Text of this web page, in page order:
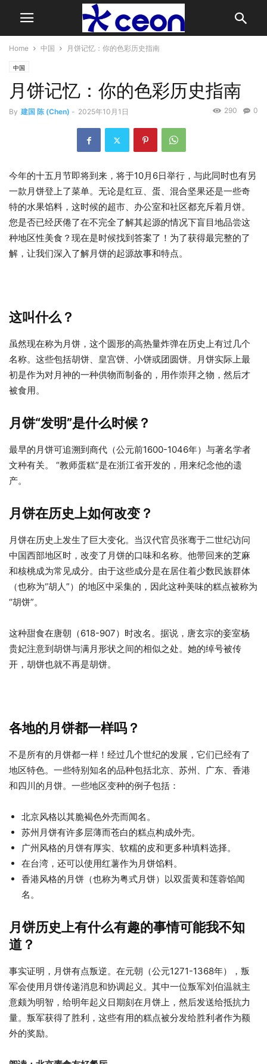
Home 中国 月饼记忆：你的色彩历史指南
中国
月饼记忆：你的色彩历史指南
By 建国 陈 (Chen) - 2025年10月1日 0
290
今年的十五月节即将到来，将于10月6日举行，与此同时也有另
一款月饼登上了菜单。无论是红豆、蛋、混合坚果还是一些奇
特的水果馅料，这时候的超市、办公室和社区都充斥着月饼。
您是否已经厌倦了在不完全了解其起源的情况下盲目地品尝这
种地区性美食？现在是时候找到答案了！为了获得最完整的了
解，让我们深入了解月饼的起源故事和特点。
这叫什么？
虽然现在称为月饼，这个圆形的高热量炸弹在历史上有过几个
名称。这些包括胡饼、皇宫饼、小饼或团圆饼。月饼实际上最
初是作为对月神的一种供物而制备的，用作崇拜之物，然后才
被食用。
月饼“发明”是什么时候？
最早的月饼可追溯到商代（公元前1600-1046年）与著名学者
文种有关。 “教师蛋糕”是在浙江省开发的，用来纪念他的遗
产。
月饼在历史上如何改变？
月饼在历史上发生了巨大变化。当汉代官员张骞于二世纪访问
中国西部地区时，改变了月饼的口味和名称。他带回来的芝麻
和核桃成为常见成分。由于这些成分是在居住着少数民族群体
（也称为“胡人”）的地区中采集的，因此这种美味的糕点被称为
“胡饼”。
这种甜食在唐朝（618-907）时改名。据说，唐玄宗的妾室杨
贵妃注意到胡饼与满月形状之间的相似之处。她的绰号被传
开，胡饼也就不再是胡饼。
各地的月饼都一样吗？
不是所有的月饼都一样！经过几个世纪的发展，它们已经有了
地区特色。一些特别知名的品种包括北京、苏州、广东、香港
和四川的月饼。一些地区变种的例子包括：
北京风格以其脆褐色外壳而闻名。
苏州月饼有许多层薄而苍白的糕点构成外壳。
广州风格的月饼有厚实、软糯的皮和更多种填料选择。
在台湾，还可以使用红薯作为月饼馅料。
香港风格的月饼（也称为粤式月饼）以双蛋黄和莲蓉馅闻
名。
月饼历史上有什么有趣的事情可能我不知
道？
事实证明，月饼有点叛逆。在元朝（公元1271-1368年），叛
军会使用月饼传递消息和协调起义。其中一位叛军刘伯温就主
意颇为明智，给明年起义日期刻在月饼上，然后发送给抵抗力
量。叛军获得了胜利，这些有用的糕点被分发给胜利者作为额
外的奖励。